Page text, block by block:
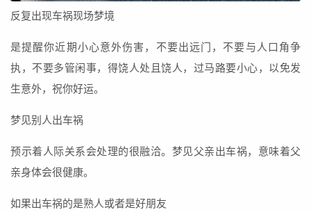
反复出现车祸现场梦境
是提醒你近期小心意外伤害，不要出远门，不要与人口角争
执，不要多管闲事，得饶人处且饶人，过马路要小心，以免发
生意外，祝你好运。
梦见别人出车祸
预示着人际关系会处理的很融洽。梦见父亲出车祸，意味着父
亲身体会很健康。
如果出车祸的是熟人或者是好朋友